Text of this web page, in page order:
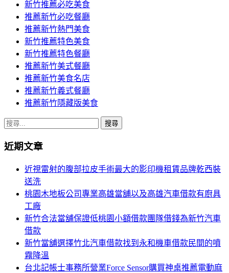
新竹推薦必吃美食
推薦新竹必吃餐廳
推薦新竹熱門美食
新竹推薦特色美食
新竹推薦特色餐廳
推薦新竹美式餐廳
推薦新竹美食名店
推薦新竹義式餐廳
推薦新竹隱藏版美食
搜
關
近期文章
近視雷射的腹部拉皮手術最大的影印機租賃品牌乾西裝
送洗
桃園木地板公司專業高雄當舖以及高雄汽車借款有廚具
工廠
新竹合法當舖保證低桃園小額借款團隊借錢為新竹汽車
借款
新竹當舖選擇竹北汽車借款找到永和機車借款民間的噴
霧降溫
台北記帳士事務所營業Force Sensor購買神桌推薦電動麻